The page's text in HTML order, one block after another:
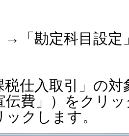
→「勘定科目設定
税仕入取引」の
伝費」）をクリ
クします。